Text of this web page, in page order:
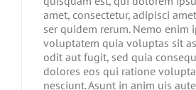
amet, consectetur, adipisci
ser quidem rerum. Nemo enim
voluptatem quia voluptas sit
odit aut fugit, sed quia
dolores eos qui ratione
nesciunt. Asunt in anim uis